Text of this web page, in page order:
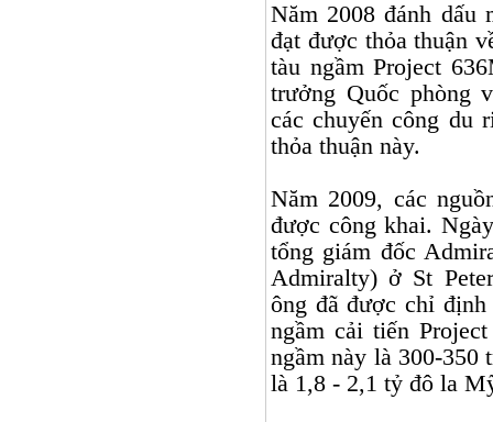
Năm 2008 đánh
đạt được thỏa thuận
tàu ngầm Project
trưởng Quốc phòng
các chuyến công du
thỏa thuận này.
Năm 2009, các
được công khai.
tổng giám đốc
Admiralty) ở St
ông đã được chỉ
ngầm cải tiến
ngầm này là 300-350
là 1,8 - 2,1 tỷ đô la